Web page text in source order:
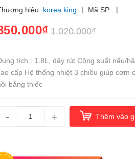
hiệu: korea king | Mã SP: |
1.020.000₫
tích : 1.8L, dây rút Công suất nấu/
cấp Hệ thống nhiệt 3 chiều giúp cơm
bằng thiếc
- + Thêm vào